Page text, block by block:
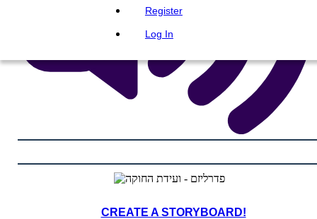
Register
Log In
CREATE A STORYBOARD!